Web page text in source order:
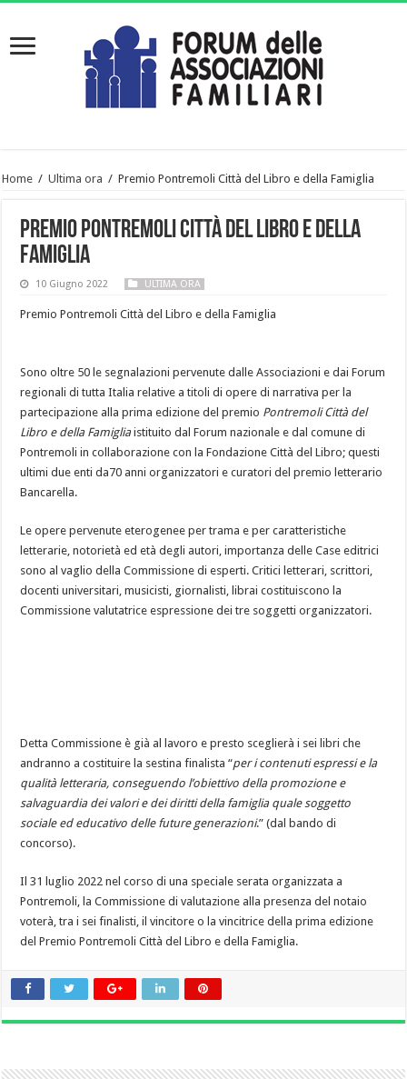
Home / Ultima ora / Premio Pontremoli Città del Libro e della Famiglia
Premio Pontremoli Città del Libro e della
Famiglia
10 Giugno 2022 ULTIMA ORA
Premio Pontremoli Città del Libro e della Famiglia
Sono oltre 50 le segnalazioni pervenute dalle Associazioni e dai Forum
regionali di tutta Italia relative a titoli di opere di narrativa per la
partecipazione alla prima edizione del premio Pontremoli Città del
Libro e della Famigliaistituito dal Forum nazionale e dal comune di
Pontremoli in collaborazione con la Fondazione Città del Libro; questi
ultimi due enti da70 anni organizzatori e curatori del premio letterario
Bancarella.
Le opere pervenute eterogenee per trama e per caratteristiche
letterarie, notorietà ed età degli autori, importanza delle Case editrici
sono al vaglio della Commissione di esperti. Critici letterari, scrittori,
docenti universitari, musicisti, giornalisti, librai costituiscono la
Commissione valutatrice espressione dei tre soggetti organizzatori.
Detta Commissione è già al lavoro e presto sceglierà i sei libri che
andranno a costituire la sestina finalista “per i contenuti espressi e la
qualità letteraria, conseguendo l’obiettivo della promozione e
salvaguardia dei valori e dei diritti della famiglia quale soggetto
sociale ed educativo delle future generazioni.” (dal bando di
concorso).
Il 31 luglio 2022 nel corso di una speciale serata organizzata a
Pontremoli, la Commissione di valutazione alla presenza del notaio
voterà, tra i sei finalisti, il vincitore o la vincitrice della prima edizione
del Premio Pontremoli Città del Libro e della Famiglia.